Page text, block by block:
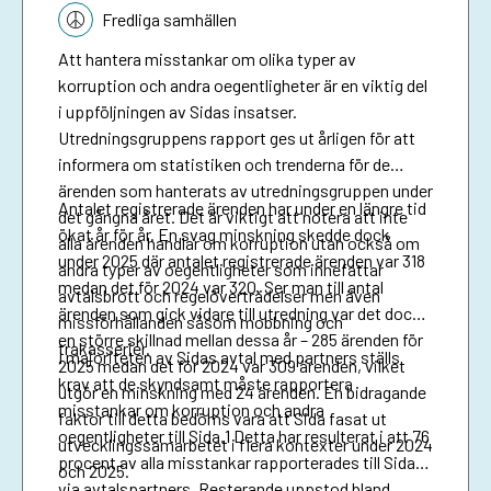
Fredliga samhällen
Att hantera misstankar om olika typer av
korruption och andra oegentligheter är en viktig del
i uppföljningen av Sidas insatser.
Utredningsgruppens rapport ges ut årligen för att
informera om statistiken och trenderna för de
ärenden som hanterats av utredningsgruppen under
det gångna året. Det är viktigt att notera att inte
alla ärenden handlar om korruption utan också om
andra typer av oegentligheter som innefattar
avtalsbrott och regelöverträdelser men även
missförhållanden såsom mobbning och
trakasserier.
Antalet registrerade ärenden har under en längre tid
ökat år för år. En svag minskning skedde dock
under 2025 där antalet registrerade ärenden var 318
medan det för 2024 var 320. Ser man till antal
ärenden som gick vidare till utredning var det dock
en större skillnad mellan dessa år – 285 ärenden för
2025 medan det för 2024 var 309 ärenden, vilket
utgör en minskning med 24 ärenden. En bidragande
faktor till detta bedöms vara att Sida fasat ut
utvecklingssamarbetet i flera kontexter under 2024
och 2025.
I majoriteten av Sidas avtal med partners ställs
krav att de skyndsamt måste rapportera
misstankar om korruption och andra
oegentligheter till Sida.1 Detta har resulterat i att 76
procent av alla misstankar rapporterades till Sida